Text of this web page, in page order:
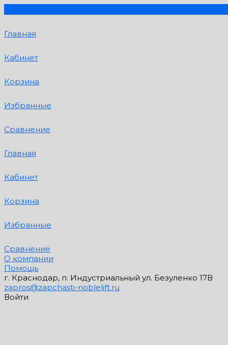
Главная
Кабинет
Корзина
Избранные
Сравнение
Главная
Кабинет
Корзина
Избранные
Сравнение
О компании
Помощь
г. Краснодар, п. Индустриальный ул. Безуленко 17В
zapros@zapchasti-noblelift.ru
Войти